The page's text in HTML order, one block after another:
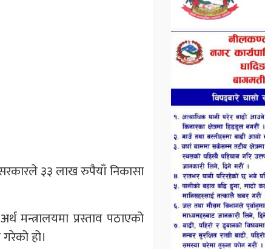
सरकारले ३३ लाख रुपैयाँ निकासा
मन्त्रालयमा प्रस्ताव पठाएको
हो।